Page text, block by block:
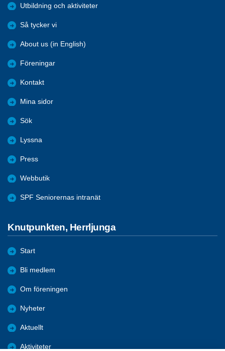
Utbildning och aktiviteter
Så tycker vi
About us (in English)
Föreningar
Kontakt
Mina sidor
Sök
Lyssna
Press
Webbutik
SPF Seniorernas intranät
Knutpunkten, Herrljunga
Start
Bli medlem
Om föreningen
Nyheter
Aktuellt
Aktiviteter